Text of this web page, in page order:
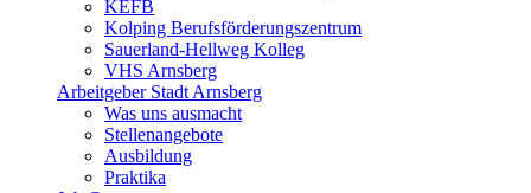
KEFB
Kolping Berufsförderungszentrum
Sauerland-Hellweg Kolleg
VHS Arnsberg
Arbeitgeber Stadt Arnsberg
Was uns ausmacht
Stellenangebote
Ausbildung
Praktika